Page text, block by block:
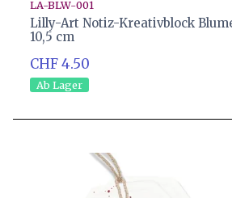
LA-BLW-001
Lilly-Art Notiz-Kreativblock
10,5 cm
CHF 4.50
Ab Lager